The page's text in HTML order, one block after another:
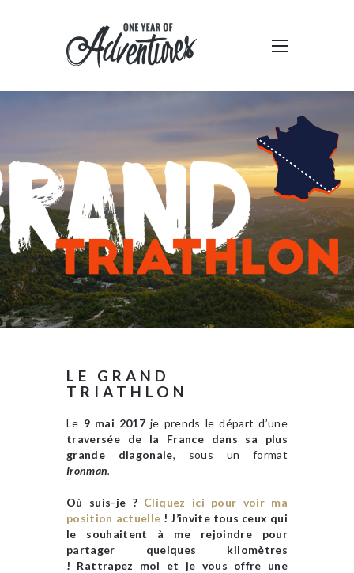
LE GRAND
TRIATHLON
Le 9 mai 2017 je prends le départ d’une
traversée de la France dans sa plus
grande diagonale, sous un format
Ironman.
Où suis-je ? Cliquez ici pour voir ma
position actuelle ! J’invite tous ceux qui
le souhaitent à me rejoindre pour
partager quelques kilomètres
! Rattrapez moi et je vous offre une